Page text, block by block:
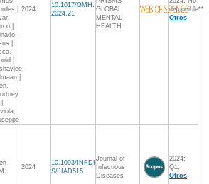
|
|
|
|
|
2024
10.1017/GMH.
2024.21
GLOBAL
MENTAL
HEALTH
disponible**,
Otros
2024
10.1093/INFDI
S/JIAD515
Journal of
Infectious
Diseases
2024:
Q1,
Otros